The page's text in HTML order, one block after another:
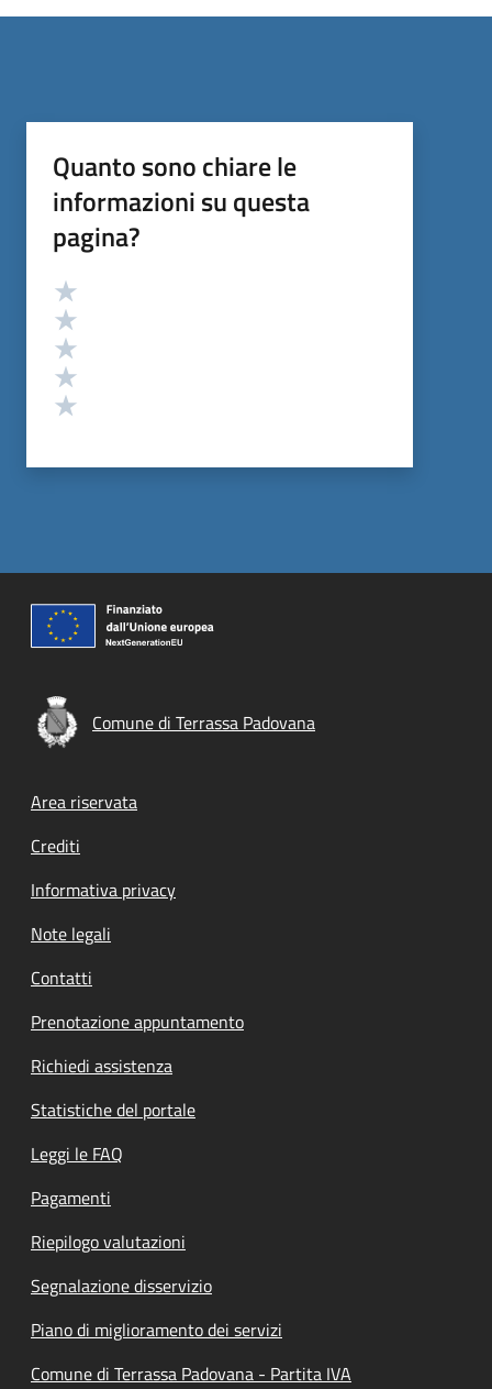
Quanto sono chiare le
informazioni su questa
pagina?
Valutazione
Comune di Terrassa Padovana
Footer menu
Area riservata
Crediti
Informativa privacy
Note legali
Contatti
Prenotazione appuntamento
Richiedi assistenza
Statistiche del portale
Leggi le FAQ
Pagamenti
Riepilogo valutazioni
Segnalazione disservizio
Piano di miglioramento dei servizi
Comune di Terrassa Padovana - Partita IVA